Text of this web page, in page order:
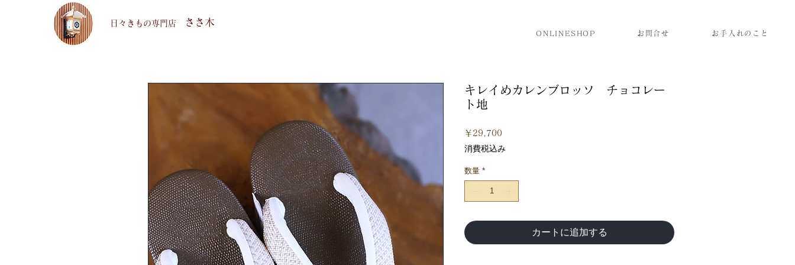
​日々きもの専門店 ささ木
ONLINESHOP お問合せ お手入れのこと
キレイめカレンブロッソ チョコレー
ト地
￥29,700
消費税込み
数量 *
カートに追加する